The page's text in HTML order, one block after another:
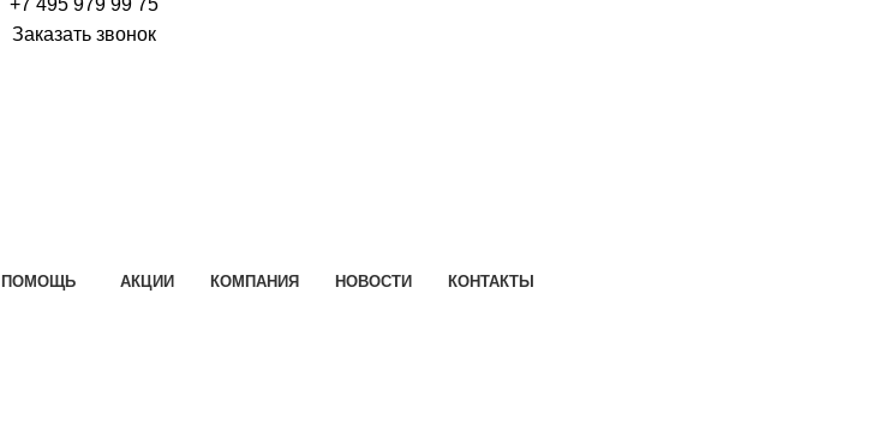
+7 495 979 99 75
Заказать звонок
ПОМОЩЬ АКЦИИ КОМПАНИЯ НОВОСТИ КОНТАКТЫ